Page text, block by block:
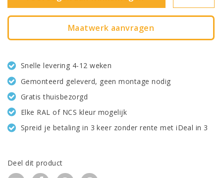
Maatwerk aanvragen
Snelle levering 4-12 weken
Gemonteerd geleverd, geen montage nodig
Gratis thuisbezorgd
Elke RAL of NCS kleur mogelijk
Spreid je betaling in 3 keer zonder rente met iDeal in 3
Deel dit product